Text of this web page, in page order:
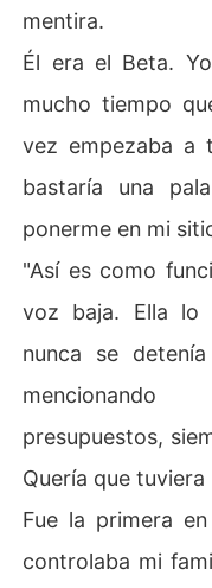
mentira.
Él era el Beta.
mucho tiempo
vez empezaba a
bastaría una
ponerme en mi
"Así es como
voz baja. Ella lo
nunca se
mencionando
presupuestos,
Quería que
Fue la primera
controlaba mi